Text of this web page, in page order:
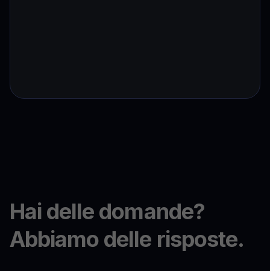
Hai delle domande?
Abbiamo delle risposte.